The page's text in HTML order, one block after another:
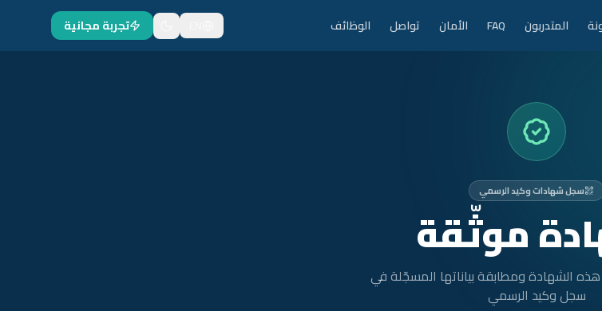
المتدربون FAQ الأمان تواصل الوظائف تجربة مجانية
سجل شهادات وكيد الرسمي
موثّقة
الشهادة ومطابقة بياناتها المسجّلة في
سجل وكيد الرسمي